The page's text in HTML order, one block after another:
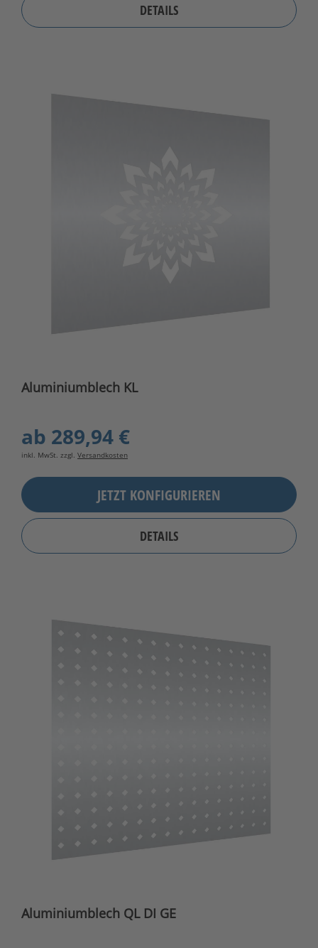
DETAILS
Aluminiumblech KL
ab 289,94 €
inkl. MwSt. zzgl. Versandkosten
JETZT KONFIGURIEREN
DETAILS
Aluminiumblech QL DI GE